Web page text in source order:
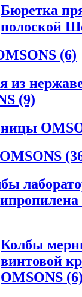
Бюретка
полоской
(6)
из
(9)
Колбы
винтовой
OMSONS (6)